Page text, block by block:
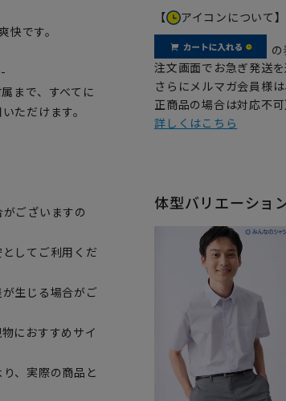
です。
まで、すべてに
ただけます。
ございますの
してご利用くだ
生じる場合がご
におすすめサイ
、実際の商品と
【 アイコンについて】
注文画面でお急ぎ発送
さらにメルマガ会員様
正商品の場合は対応不
詳しくはこちら
体型バリエーショ